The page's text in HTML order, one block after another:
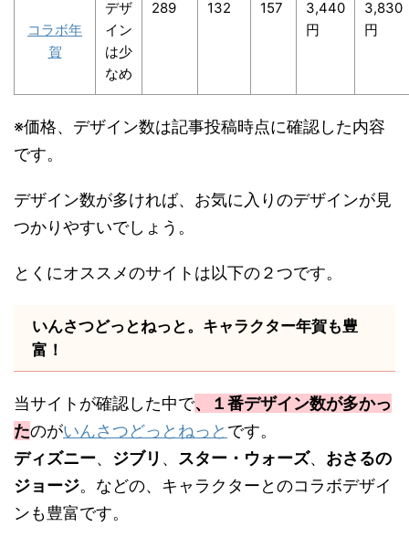
コラボ年
賀
デザ
イン
は少
なめ
289 132 157
3,440
円
3,830
円
※価格、デザイン数は記事投稿時点に確認した内容
です。
デザイン数が多ければ、お気に入りのデザインが見
つかりやすいでしょう。
とくにオススメのサイトは以下の２つです。
いんさつどっとねっと。キャラクター年賀も豊
富！
当サイトが確認した中で、１番デザイン数が多かっ
たのがいんさつどっとねっと です。
ディズニー、 ジブリ 、 スター・ウォーズ、 おさるの
ジョージ。などの、キャラクターとのコラボデザイ
ンも豊富です。